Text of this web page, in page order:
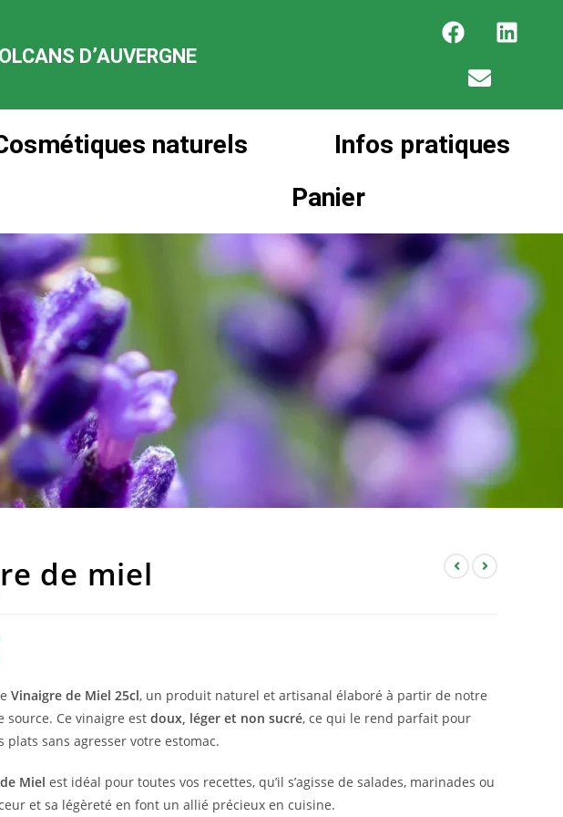
D’AUVERGNE
naturels
Infos pratiques
Panier
de miel
Vinaigre de Miel 25cl, un produit naturel et artisanal élaboré à partir de notre
source. Ce vinaigre est doux, léger et non sucré, ce qui le rend parfait pour
plats sans agresser votre estomac.
Miel est idéal pour toutes vos recettes, qu’il s’agisse de salades, marinades ou
et sa légèreté en font un allié précieux en cuisine.